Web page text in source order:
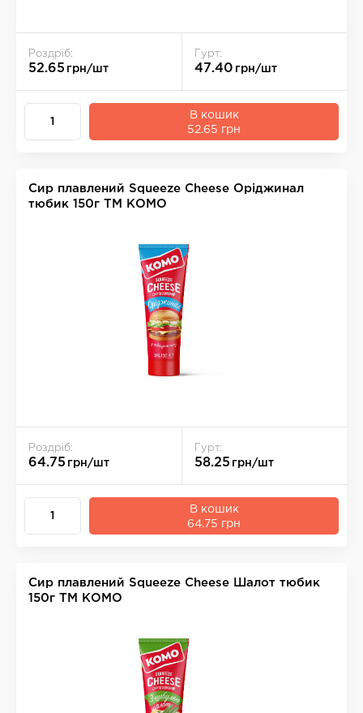
Роздріб:
52.65 грн/шт
Гурт:
47.40 грн/шт
В кошик
52.65 грн
Сир плавлений Squeeze Cheese Оріджинал
тюбик 150г ТМ КОМО
Роздріб:
64.75 грн/шт
Гурт:
58.25 грн/шт
В кошик
64.75 грн
Сир плавлений Squeeze Cheese Шалот тюбик
150г ТМ КОМО